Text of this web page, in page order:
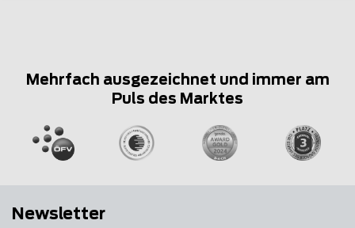
Mehrfach ausgezeichnet und immer am
Puls des Marktes
Newsletter